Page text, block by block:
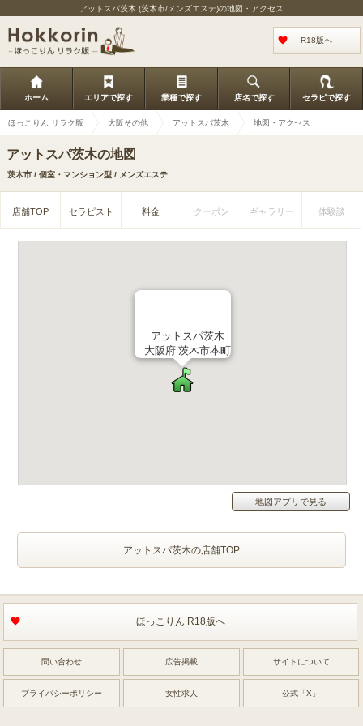
アットスパ茨木 (茨木市/メンズエステ)の地図・アクセス
R18版へ
ホーム エリアで探す 業種で探す 店名で探す セラピで探す
ほっこりん リラク版 大阪その他 アットスパ茨木 地図・アクセス
アットスパ茨木の地図
茨木市 / 個室・マンション型 / メンズエステ
店舗TOP セラピスト 料金 クーポン ギャラリー 体験談
アットスパ茨木
大阪府 茨木市本町
地図アプリで見る
アットスパ茨木の店舗TOP
ほっこりん R18版へ
問い合わせ 広告掲載 サイトについて
プライバシーポリシー 女性求人 公式「X」